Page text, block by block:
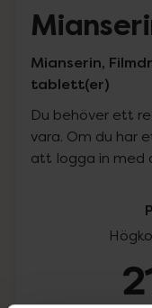
Mianserin,
tablett(er)
Du behöver ett
vara. Om du har
att logga in med